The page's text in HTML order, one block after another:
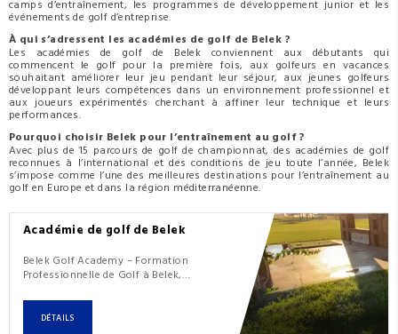
camps d’entraînement, les programmes de développement junior et les
événements de golf d’entreprise.
À qui s’adressent les académies de golf de Belek ?
Les académies de golf de Belek conviennent aux débutants qui
commencent le golf pour la première fois, aux golfeurs en vacances
souhaitant améliorer leur jeu pendant leur séjour, aux jeunes golfeurs
développant leurs compétences dans un environnement professionnel et
aux joueurs expérimentés cherchant à affiner leur technique et leurs
performances.
Pourquoi choisir Belek pour l’entraînement au golf ?
Avec plus de 15 parcours de golf de championnat, des académies de golf
reconnues à l’international et des conditions de jeu toute l’année, Belek
s’impose comme l’une des meilleures destinations pour l’entraînement au
golf en Europe et dans la région méditerranéenne.
Académie de golf de Belek
Belek Golf Academy – Formation
Professionnelle de Golf à Belek,
des principales académies de golf en
Turquie, proposant une formation
DÉTAILS